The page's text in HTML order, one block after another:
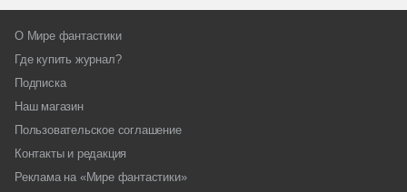
О Мире фантастики
Где купить журнал?
Подписка
Наш магазин
Пользовательское соглашение
Контакты и редакция
Реклама на «Мире фантастики»